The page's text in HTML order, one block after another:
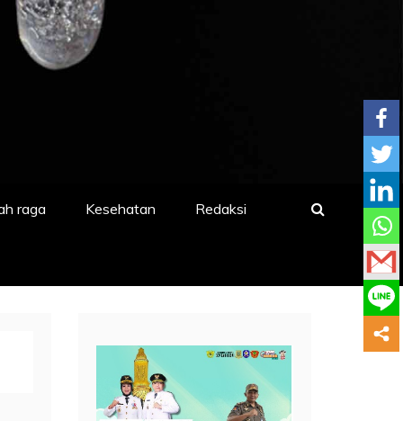
raga Kesehatan Redaksi